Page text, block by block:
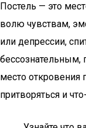
Постель — это
волю чувствам,
или депрессии,
бессознательным,
место откровения
притворяться и